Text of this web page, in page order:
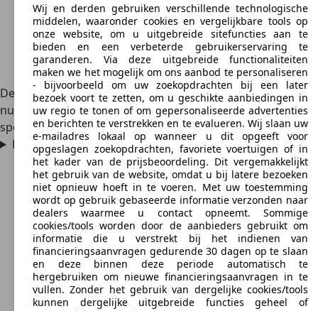
De Audi S1 is gebouwd tussen 2014 en 2018. Daarom is hij
nu alleen nog als occasion verkrijgbaar. Het kleinste
sportieve model is op dit moment deAudi S3.
Hoeveel vermogen heeft de Audi S1?
Wij en derden gebruiken verschillende technologische
middelen, waaronder cookies en vergelijkbare tools op
onze website, om u uitgebreide sitefuncties aan te
bieden en een verbeterde gebruikerservaring te
garanderen. Via deze uitgebreide functionaliteiten
maken we het mogelijk om ons aanbod te personaliseren
- bijvoorbeeld om uw zoekopdrachten bij een later
bezoek voort te zetten, om u geschikte aanbiedingen in
uw regio te tonen of om gepersonaliseerde advertenties
en berichten te verstrekken en te evalueren. Wij slaan uw
e-mailadres lokaal op wanneer u dit opgeeft voor
opgeslagen zoekopdrachten, favoriete voertuigen of in
het kader van de prijsbeoordeling. Dit vergemakkelijkt
het gebruik van de website, omdat u bij latere bezoeken
niet opnieuw hoeft in te voeren. Met uw toestemming
wordt op gebruik gebaseerde informatie verzonden naar
dealers waarmee u contact opneemt. Sommige
cookies/tools worden door de aanbieders gebruikt om
informatie die u verstrekt bij het indienen van
financieringsaanvragen gedurende 30 dagen op te slaan
en deze binnen deze periode automatisch te
hergebruiken om nieuwe financieringsaanvragen in te
vullen. Zonder het gebruik van dergelijke cookies/tools
kunnen dergelijke uitgebreide functies geheel of